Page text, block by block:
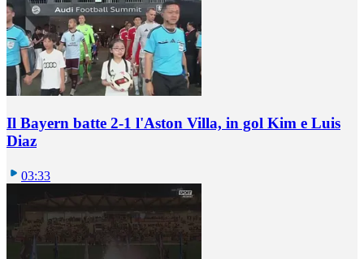
Il Bayern batte 2-1 l'Aston Villa, in gol Kim e Luis
Diaz
03:33